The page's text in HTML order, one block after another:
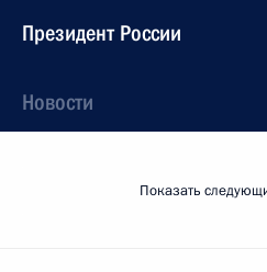
Президент России
Новости
Показать